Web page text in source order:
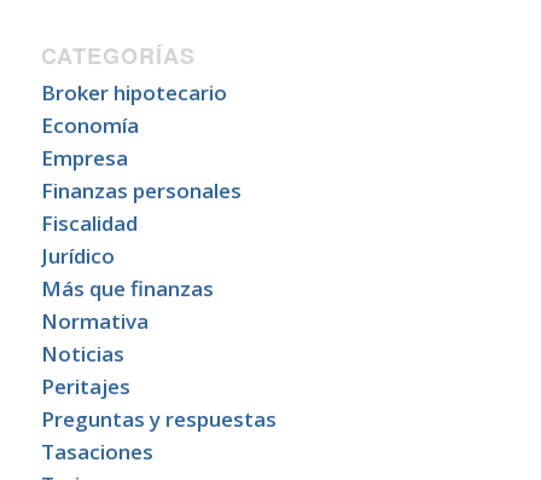
CATEGORÍAS
Broker hipotecario
Economía
Empresa
Finanzas personales
Fiscalidad
Jurídico
Más que finanzas
Normativa
Noticias
Peritajes
Preguntas y respuestas
Tasaciones